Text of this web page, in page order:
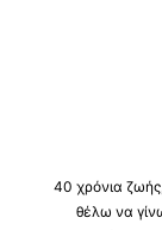
40 χρόνια
θέλω να